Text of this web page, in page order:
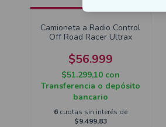
Camioneta a Radio Control
Off Road Racer Ultrax
$56.999
$51.299,10 con
Transferencia o depósito
bancario
6 cuotas sin interés de
$9.499,83